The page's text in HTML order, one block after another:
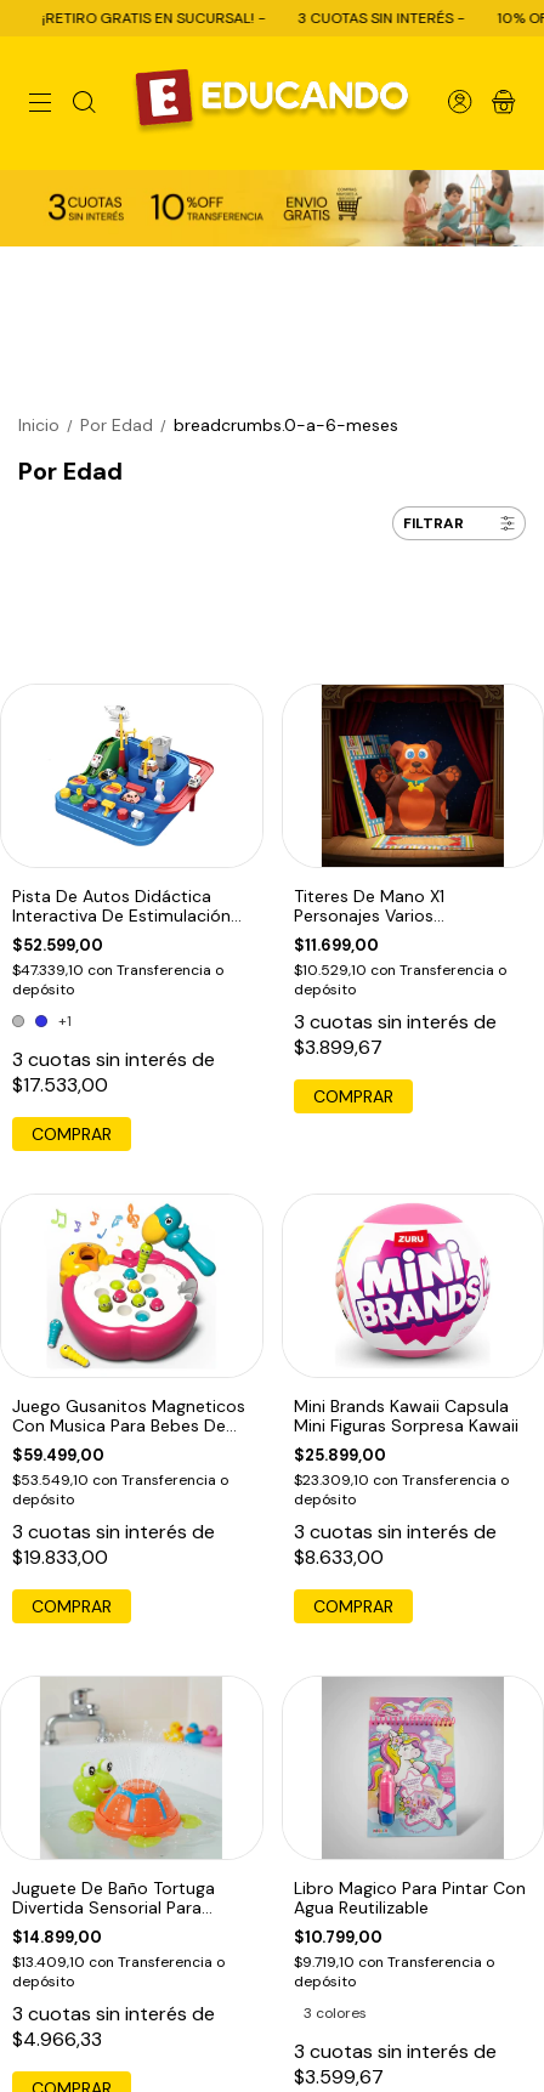
EN SUCURSAL! - 3 CUOTAS SIN INTERÉS - 10% OFF CON
0
Inicio / Por Edad / breadcrumbs.0-a-6-meses
Por Edad
FILTRAR
Pista De Autos Didáctica
Interactiva De Estimulación
Motriz
$52.599,00
$47.339,10 con Transferencia o
depósito
+1
3 cuotas sin interés de
$17.533,00
COMPRAR
Titeres De Mano X1
Personajes Varios
Dramatizacion Educando
$11.699,00
$10.529,10 con Transferencia o
depósito
3 cuotas sin interés de
$3.899,67
COMPRAR
Juego Gusanitos Magneticos
Con Musica Para Bebes De
Pesca
$59.499,00
$53.549,10 con Transferencia o
depósito
3 cuotas sin interés de
$19.833,00
Mini Brands Kawaii Capsula
Mini Figuras Sorpresa Kawaii
$25.899,00
$23.309,10 con Transferencia o
depósito
3 cuotas sin interés de
$8.633,00
Juguete De Baño Tortuga
Divertida Sensorial Para
Bebes
$14.899,00
$13.409,10 con Transferencia o
depósito
3 cuotas sin interés de
$4.966,33
Libro Magico Para Pintar Con
Agua Reutilizable
$10.799,00
$9.719,10 con Transferencia o
depósito
3 colores
3 cuotas sin interés de
$3.599,67